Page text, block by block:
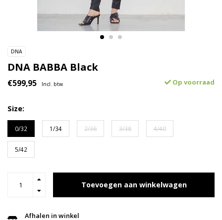
DNA
DNA BABBA Black
€599,95 Incl. btw Op voorraad
Size:
0/32 1/34 2/36 3/38 4/40
5/42
Toevoegen aan winkelwagen
Afhalen in winkel